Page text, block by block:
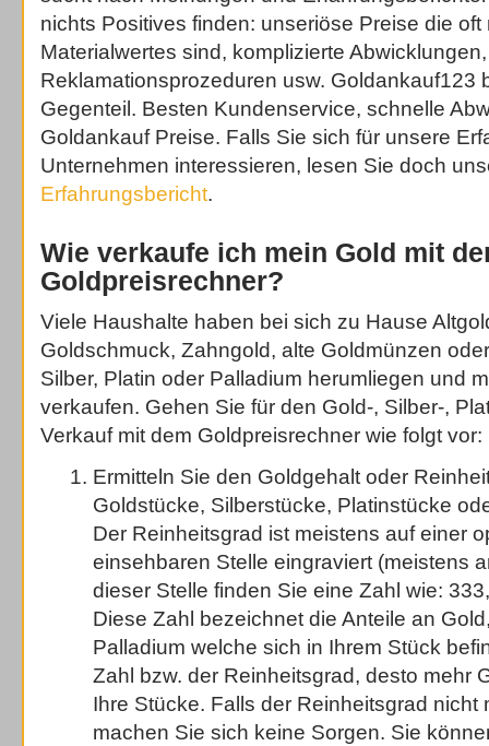
nichts Positives finden: unseriöse Preise die
Materialwertes sind, komplizierte
Reklamationsprozeduren usw. Goldankauf123
Gegenteil. Besten Kundenservice, schnelle
Goldankauf Preise. Falls Sie sich für unsere
Unternehmen interessieren, lesen Sie doch
Erfahrungsbericht.
Wie verkaufe ich mein Gold mit
Goldpreisrechner?
Viele Haushalte haben bei sich zu Hause
Goldschmuck, Zahngold, alte Goldmünzen
Silber, Platin oder Palladium herumliegen und
verkaufen. Gehen Sie für den Gold-, Silber-,
Verkauf mit dem Goldpreisrechner wie folgt vor:
Ermitteln Sie den Goldgehalt oder
Goldstücke, Silberstücke, Platinstücke
Der Reinheitsgrad ist meistens auf einer
einsehbaren Stelle eingraviert (meistens
dieser Stelle finden Sie eine Zahl wie:
Diese Zahl bezeichnet die Anteile an
Palladium welche sich in Ihrem Stück
Zahl bzw. der Reinheitsgrad, desto mehr
Ihre Stücke. Falls der Reinheitsgrad nicht
machen Sie sich keine Sorgen. Sie